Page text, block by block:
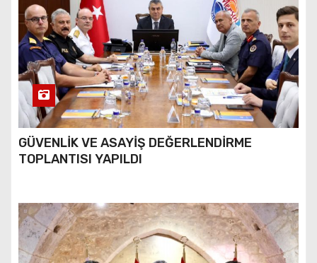
GÜVENLİK VE ASAYİŞ DEĞERLENDİRME
TOPLANTISI YAPILDI